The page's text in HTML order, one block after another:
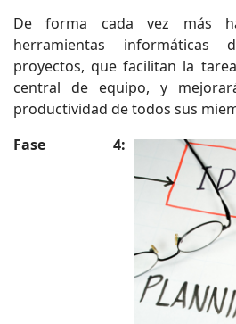
De forma cada vez más
herramientas informáticas
proyectos, que facilitan la
central de equipo, y
productividad de todos sus
Fase 4: